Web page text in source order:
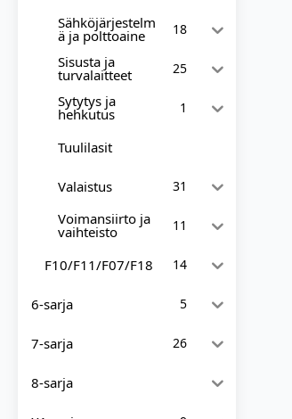
Sähköjärjestelm
ä ja polttoaine 18
Sisusta ja
turvalaitteet 25
Sytytys ja
hehkutus 1
Tuulilasit
Valaistus 31
Voimansiirto ja
vaihteisto 11
F10/F11/F07/F18 14
6-sarja 5
7-sarja 26
8-sarja